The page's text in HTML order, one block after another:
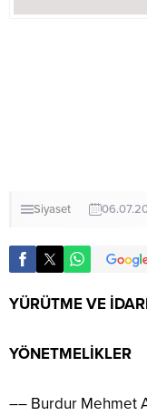
Siyaset
YÜRÜTME VE
YÖNETMELİKLER
–– Burdur Mehmet